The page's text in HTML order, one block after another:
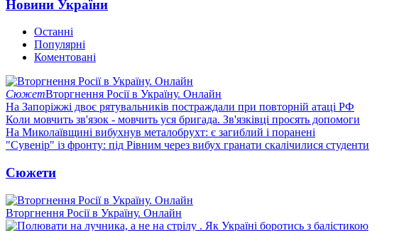
Новини України
Останні
Популярні
Коментовані
СюжетВторгнення Росії в Україну. Онлайн
На Запоріжжі двоє рятувальників постраждали при повторній атаці РФ
Коли мовчить зв'язок - мовчить уся бригада. Зв'язківці просять допомоги
На Миколаївщині вибухнув металобрухт: є загиблий і поранені
"Сувенір" із фронту: під Рівним через вибух гранати скалічилися студенти
Сюжети
Вторгнення Росії в Україну. Онлайн